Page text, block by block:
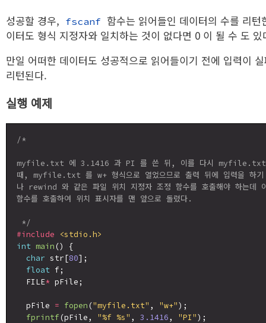
성공할 경우, fscanf 함수는 읽어들인 데이터의 수를 리
이터도 형식 지정자와 일치하는 것이 없다면 0 이 될 수 도 있
만일 어떠한 데이터도 성공적으로 읽어들이기 전에 입력이
리턴된다.
실행 예제
/*
myfile.txt 에 3.1416 과 PI 를 쓴 뒤, 이를 다시 myfile.txt
때, myfile.txt 를 w+ 형식으로 열었으므로 출력 뒤에 입력을 하
나 rewind 와 같은 파일 위치 지정자 조정 함수를 호출해야 하는데
함수를 호출하여 위치 표시자를 맨 앞으로 돌렸다.
*/
#include
<stdio.h>
int main () {
char str[80];
float f;
  FILE
* pFile;
  pFile
= fopen ("myfile.txt" , "w+");
fprintf (pFile, "%f %s" , 3.1416, "PI");